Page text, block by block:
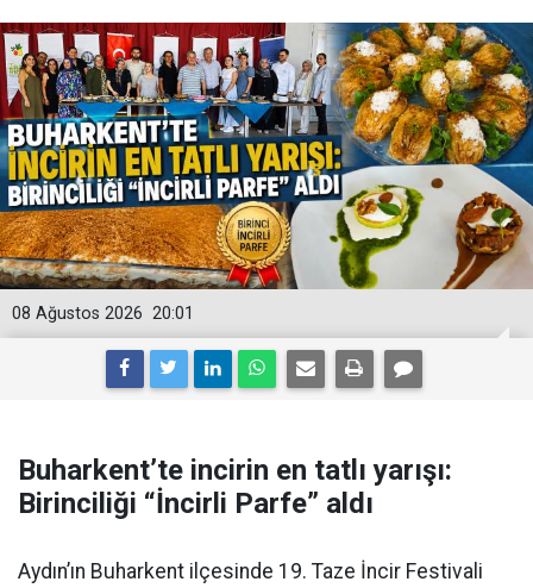
20:01
08 Ağustos 2026
Buharkent’te incirin en tatlı yarışı:
Birinciliği “İncirli Parfe” aldı
Aydın’ın Buharkent ilçesinde 19. Taze İncir Festivali